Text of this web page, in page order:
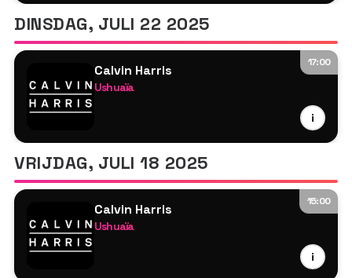
Tyson O'Brien
DINSDAG, JULI 22 2025
17:00
Calvin Harris
Ushuaïa
i
Tyson O'Brien
VRIJDAG, JULI 18 2025
15:00
Calvin Harris
Ushuaïa
i